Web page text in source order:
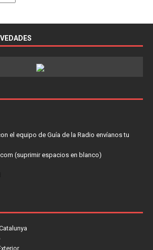
el equipo de Guía de la Radio envíanos tu
(suprimir espacios en blanco)